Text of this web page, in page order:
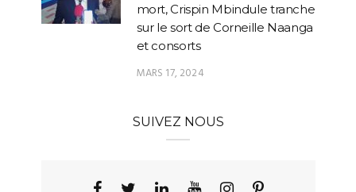
mort, Crispin Mbindule tranche
sur le sort de Corneille Naanga
et consorts
MARS 17, 2024
SUIVEZ NOUS